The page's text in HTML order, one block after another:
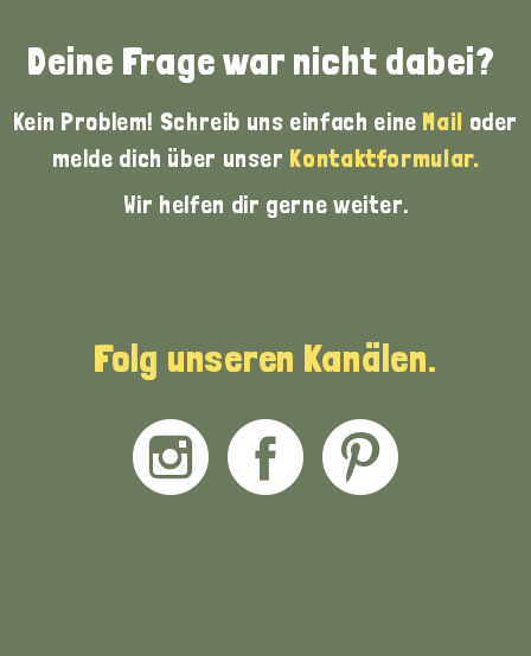
Deine Frage war nicht dabei?
Kein Problem! Schreib uns einfach eine Mail oder
melde dich über unser Kontaktformular.
Wir helfen dir gerne weiter.
Folg unseren Kanälen.